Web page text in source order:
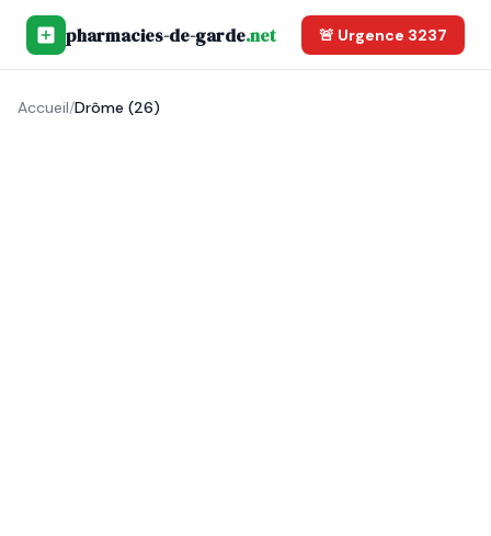
pharmacies-de-garde.net 🚨 Urgence 3237
Accueil/Drôme (26)